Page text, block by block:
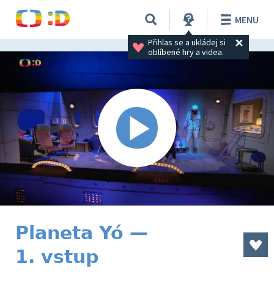
Přihlas se a ukládej si
oblíbené hry a videa.
MENU
Planeta Yó —
1. vstup